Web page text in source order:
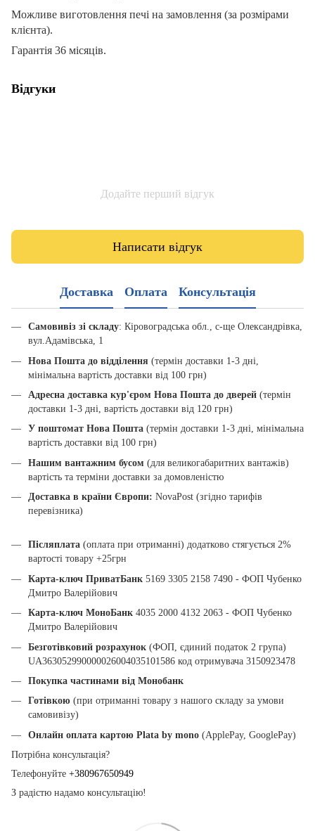
Можливе виготовлення печі на замовлення (за розмірами
клієнта).
Гарантія 36 місяців.
Відгуки
Додайте перший відгук
Написати відгук
Доставка Оплата Консультація
Самовивіз зі складу: Кіровоградська обл., с-ще Олександрівка,
вул.Адамівська, 1
Нова Пошта до відділення (термін доставки 1-3 дні,
мінімальна вартість доставки від 100 грн)
Адресна доставка кур'єром Нова Пошта до дверей (термін
доставки 1-3 дні, вартість доставки від 120 грн)
У поштомат Нова Пошта (термін доставки 1-3 дні, мінімальна
вартість доставки від 100 грн)
Нашим вантажним бусом (для великогабаритних вантажів)
вартість та терміни доставки за домовленістю
Доставка в країни Європи: NovaPost (згідно тарифів
перевізника)
Післяплата (оплата при отриманні) додатково стягується 2%
вартості товару +25грн
Карта-ключ ПриватБанк 5169 3305 2158 7490 - ФОП Чубенко
Дмитро Валерійович
Карта-ключ МоноБанк 4035 2000 4132 2063 - ФОП Чубенко
Дмитро Валерійович
Безготівковий розрахунок (ФОП, єдиний податок 2 група)
UA363052990000026004035101586 код отримувача 3150923478
Покупка частинами від Монобанк
Готівкою (при отриманні товару з нашого складу за умови
самовивізу)
Онлайн оплата картою Plata by mono (ApplePay, GooglePay)
Потрібна консультація?
Телефонуйте +380967650949
З радістю надамо консультацію!